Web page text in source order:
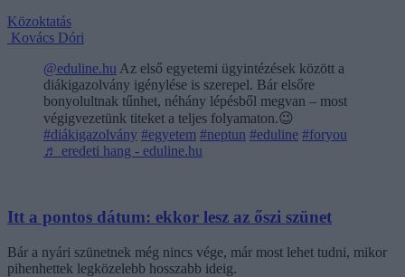
Közoktatás
Kovács Dóri
@eduline.hu Az első egyetemi ügyintézések között a
diákigazolvány igénylése is szerepel. Bár elsőre
bonyolultnak tűnhet, néhány lépésből megvan – most
végigvezetünk titeket a teljes folyamaton.😉
#diákigazolvány #egyetem #neptun #eduline #foryou
♬ eredeti hang - eduline.hu
Itt a pontos dátum: ekkor lesz az őszi szünet
Bár a nyári szünetnek még nincs vége, már most lehet tudni, mikor
pihenhettek legközelebb hosszabb ideig.